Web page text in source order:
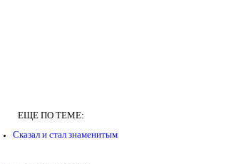
ЕЩЕ ПО ТЕМЕ:
Сказал и стал знаменитым